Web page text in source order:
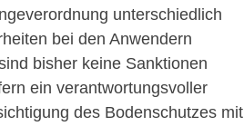
unterschiedlich
bei den Anwendern
bisher keine Sanktionen
ein verantwortungsvoller
des Bodenschutzes mit